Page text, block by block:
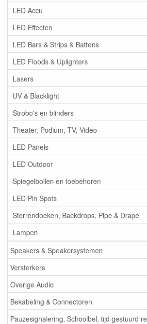
LED Accu
LED Effecten
LED Bars & Strips & Battens
LED Floods & Uplighters
Lasers
UV & Blacklight
Strobo's en blinders
Theater, Podium, TV, Video
LED Panels
LED Outdoor
Spiegelbollen en toebehoren
LED Pin Spots
Sterrendoeken, Backdrops, Pipe & Drape
Lampen
Speakers & Speakersystemen
Versterkers
Overige Audio
Bekabeling & Connectoren
Pauzesignalering, Schoolbel, tijd gestuurd